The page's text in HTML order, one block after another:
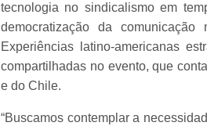
tecnologia no sindicalismo em
democratização da
Experiências latino-americanas
compartilhadas no evento, que
e do Chile.
“Buscamos contemplar a